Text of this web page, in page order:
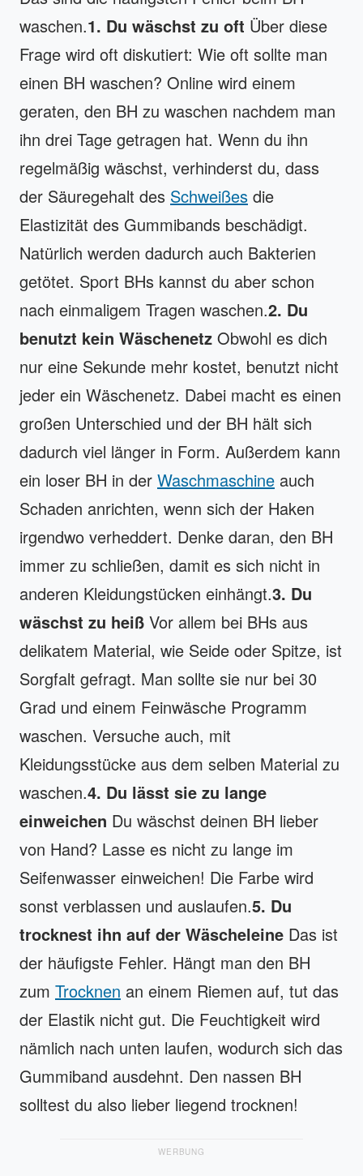
waschen.1. Du wäschst zu oft Über diese
Frage wird oft diskutiert: Wie oft sollte man
einen BH waschen? Online wird einem
geraten, den BH zu waschen nachdem man
ihn drei Tage getragen hat. Wenn du ihn
regelmäßig wäschst, verhinderst du, dass
der Säuregehalt des Schweißes die
Elastizität des Gummibands beschädigt.
Natürlich werden dadurch auch Bakterien
getötet. Sport BHs kannst du aber schon
nach einmaligem Tragen waschen.2. Du
benutzt kein Wäschenetz Obwohl es dich
nur eine Sekunde mehr kostet, benutzt nicht
jeder ein Wäschenetz. Dabei macht es einen
großen Unterschied und der BH hält sich
dadurch viel länger in Form. Außerdem kann
ein loser BH in der Waschmaschine auch
Schaden anrichten, wenn sich der Haken
irgendwo verheddert. Denke daran, den BH
immer zu schließen, damit es sich nicht in
anderen Kleidungstücken einhängt.3. Du
wäschst zu heiß Vor allem bei BHs aus
delikatem Material, wie Seide oder Spitze, ist
Sorgfalt gefragt. Man sollte sie nur bei 30
Grad und einem Feinwäsche Programm
waschen. Versuche auch, mit
Kleidungsstücke aus dem selben Material zu
waschen.4. Du lässt sie zu lange
einweichen Du wäschst deinen BH lieber
von Hand? Lasse es nicht zu lange im
Seifenwasser einweichen! Die Farbe wird
sonst verblassen und auslaufen.5. Du
trocknest ihn auf der Wäscheleine Das ist
der häufigste Fehler. Hängt man den BH
zum Trocknen an einem Riemen auf, tut das
der Elastik nicht gut. Die Feuchtigkeit wird
nämlich nach unten laufen, wodurch sich das
Gummiband ausdehnt. Den nassen BH
solltest du also lieber liegend trocknen!
WERBUNG